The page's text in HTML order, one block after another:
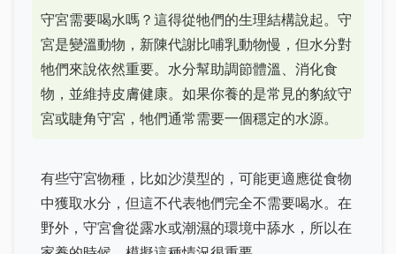
守宮需要喝水嗎？這得從牠們的生理結構說起。守
宮是變溫動物，新陳代謝比哺乳動物慢，但水分對
牠們來說依然重要。水分幫助調節體溫、消化食
物，並維持皮膚健康。如果你養的是常見的豹紋守
宮或睫角守宮，牠們通常需要一個穩定的水源。
有些守宮物種，比如沙漠型的，可能更適應從食物
中獲取水分，但這不代表牠們完全不需要喝水。在
野外，守宮會從露水或潮濕的環境中舔水，所以在